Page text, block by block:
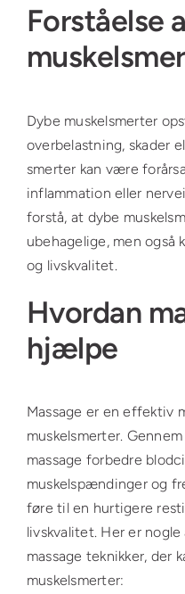
Forståelse
Dybe muskelsmerter
overbelastning, skader
smerter kan være
inflammation eller
forstå, at dybe
ubehagelige, men
og livskvalitet.
Hvordan
hjælpe
Massage er en effektiv
muskelsmerter.
massage forbedre
muskelspændinger og
føre til en hurtigere
livskvalitet. Her er
massage teknikker, der
muskelsmerter: